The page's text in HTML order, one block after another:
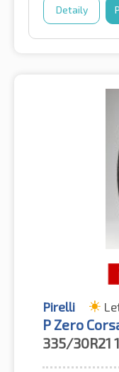
Detaily
Pirelli
P Zero
335/30R21